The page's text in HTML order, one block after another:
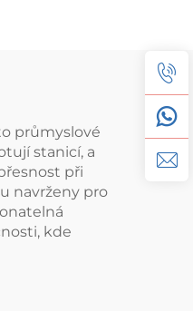
průmyslové
stanicí, a
při
navrženy pro
kde